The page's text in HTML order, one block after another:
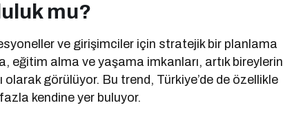
mu?
ve girişimciler için stratejik bir planlama
eğitim alma ve yaşama imkanları, artık bireylerin
olarak görülüyor. Bu trend, Türkiye’de de özellikle
kendine yer buluyor.